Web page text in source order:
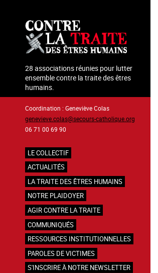
contenu
principal
28 associations réunies pour lutter
ensemble contre la traite des êtres
humains.
Coordination : Geneviève Colas
genevieve.colas@secours-catholique.org
06 71 00 69 90
Navigation
principale
LE COLLECTIF
ACTUALITÉS
LA TRAITE DES ÊTRES HUMAINS
NOTRE PLAIDOYER
AGIR CONTRE LA TRAITE
COMMUNIQUÉS
RESSOURCES INSTITUTIONNELLES
PAROLES DE VICTIMES
S'INSCRIRE À NOTRE NEWSLETTER